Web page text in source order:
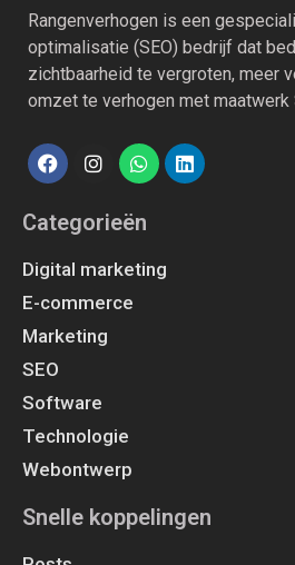
Rangenverhogen is een
optimalisatie (SEO) bedrijf dat
zichtbaarheid te vergroten, meer
omzet te verhogen met maatwerk
Categorieën
Digital marketing
E-commerce
Marketing
SEO
Software
Technologie
Webontwerp
Snelle koppelingen